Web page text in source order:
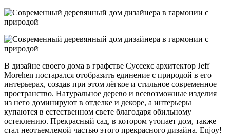
В дизайне своего дома в графстве Суссекс архитектор Jeff
Morehen постарался отобразить единение с природой в его
интерьерах, создав при этом лёгкое и стильное современное
пространство. Натуральное дерево и всевозможные изделия
из него доминируют в отделке и декоре, а интерьеры
купаются в естественном свете благодаря обильному
остеклению. Прекрасный сад, в котором утопает дом, также
стал неотъемлемой частью этого прекрасного дизайна. Enjoy!